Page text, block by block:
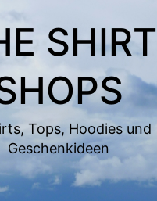
SHIRT
Tops, Hoodies und
Geschenkideen